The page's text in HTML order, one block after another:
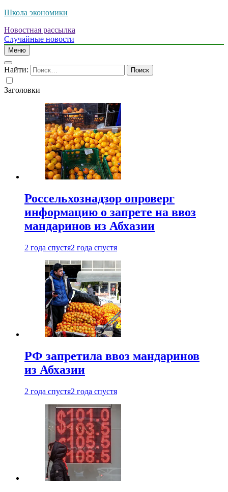
Школа экономики
Новостная рассылка
Случайные новости
Меню
Найти:
Заголовки
Россельхознадзор опроверг
информацию о запрете на ввоз
мандаринов из Абхазии
2 года спустя2 года спустя
РФ запретила ввоз мандаринов
из Абхазии
2 года спустя2 года спустя